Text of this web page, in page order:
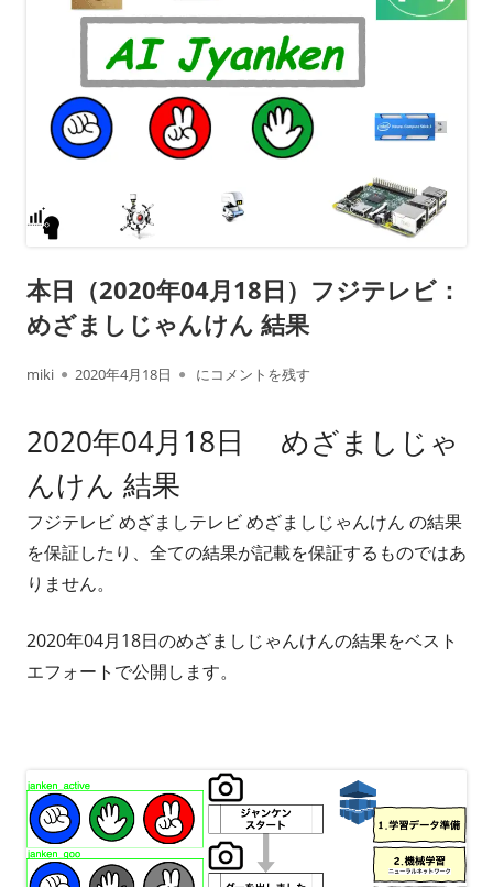
本日（2020年04月18日）フジテレビ：
めざましじゃんけん 結果
作
者
miki
公
日
2020年4月18日 本日（2020年04月18日）フジテレビ： めざま
にコメントを残す
2020年04月18日 めざましじゃ
んけん 結果
フジテレビ めざましテレビ めざましじゃんけん の結果
を保証したり、全ての結果が記載を保証するものではあ
りません。
2020年04月18日のめざましじゃんけんの結果をベスト
エフォートで公開します。